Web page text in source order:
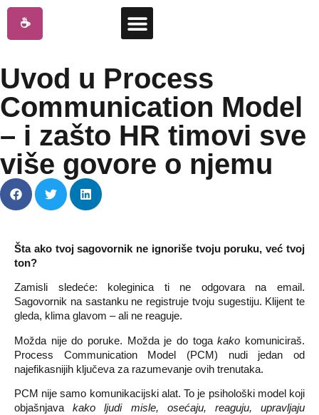
☕
Uvod u Process
Communication Model
– i zašto HR timovi sve
više govore o njemu
Šta ako tvoj sagovornik ne ignoriše tvoju poruku, već tvoj
ton?
Zamisli sledeće: koleginica ti ne odgovara na email.
Sagovornik na sastanku ne registruje tvoju sugestiju. Klijent te
gleda, klima glavom – ali ne reaguje.
Možda nije do poruke. Možda je do togakako komuniciraš.
Process Communication Model (PCM) nudi jedan od
najefikasnijih ključeva za razumevanje ovih trenutaka.
PCM nije samo komunikacijski alat. To je psihološki model koji
objašnjavakako ljudi misle, osećaju, reaguju, upravljaju